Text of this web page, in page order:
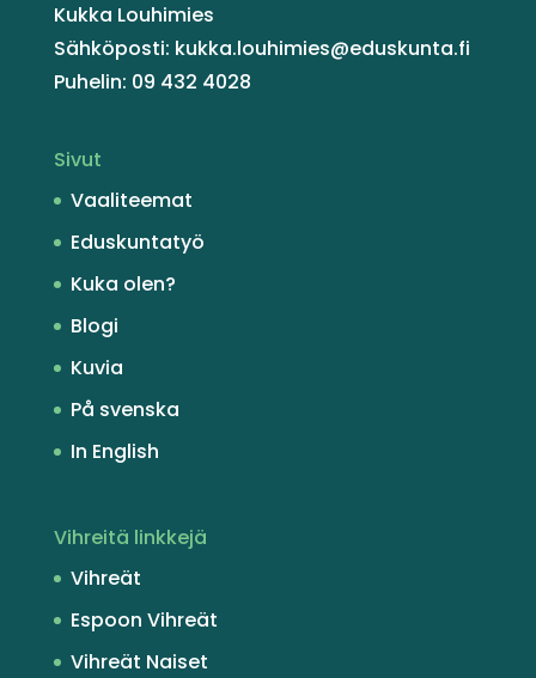
Kukka Louhimies
Sähköposti: kukka.louhimies@eduskunta.fi
Puhelin: 09 432 4028
Sivut
Vaaliteemat
Eduskuntatyö
Kuka olen?
Blogi
Kuvia
På svenska
In English
Vihreitä linkkejä
Vihreät
Espoon Vihreät
Vihreät Naiset